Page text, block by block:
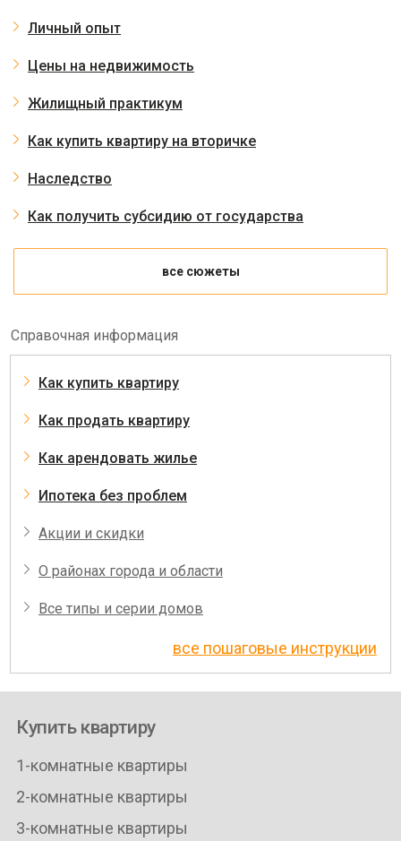
Личный опыт
Цены на недвижимость
Жилищный практикум
Как купить квартиру на вторичке
Наследство
Как получить субсидию от государства
все сюжеты
Справочная информация
Как купить квартиру
Как продать квартиру
Как арендовать жилье
Ипотека без проблем
Акции и скидки
О районах города и области
Все типы и серии домов
все пошаговые инструкции
Купить квартиру
1-комнатные квартиры
2-комнатные квартиры
3-комнатные квартиры